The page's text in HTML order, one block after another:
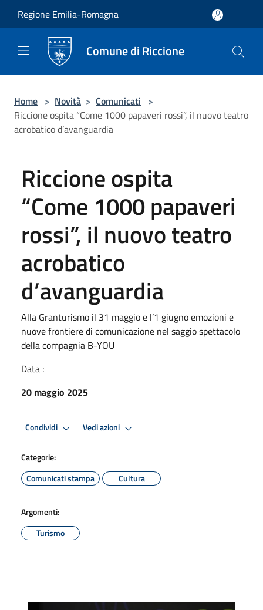
Regione Emilia-Romagna
Comune di Riccione
Home > Novità > Comunicati >
Riccione ospita “Come 1000 papaveri rossi”, il nuovo teatro
acrobatico d’avanguardia
Riccione ospita
“Come 1000 papaveri
rossi”, il nuovo teatro
acrobatico
d’avanguardia
Alla Granturismo il 31 maggio e l’1 giugno emozioni e
nuove frontiere di comunicazione nel saggio spettacolo
della compagnia B-YOU
Data :
20 maggio 2025
Condividi Vedi azioni
Categorie:
Comunicati stampa
Cultura
Argomenti:
Turismo